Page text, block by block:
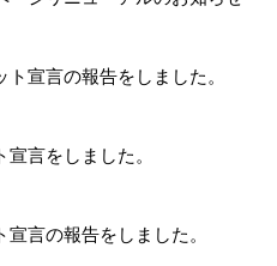
宣言の報告をしました。
言をしました。
言の報告をしました。